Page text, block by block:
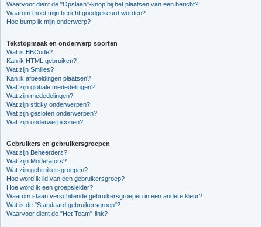
Waarvoor dient de "Opslaan"-knop bij het plaatsen van een bericht?
Waarom moet mijn bericht goedgekeurd worden?
Hoe bump ik mijn onderwerp?
Tekstopmaak en onderwerp soorten
Wat is BBCode?
Kan ik HTML gebruiken?
Wat zijn Smilies?
Kan ik afbeeldingen plaatsen?
Wat zijn globale mededelingen?
Wat zijn mededelingen?
Wat zijn sticky onderwerpen?
Wat zijn gesloten onderwerpen?
Wat zijn onderwerpiconen?
Gebruikers en gebruikersgroepen
Wat zijn Beheerders?
Wat zijn Moderators?
Wat zijn gebruikersgroepen?
Hoe word ik lid van een gebruikersgroep?
Hoe word ik een groepsleider?
Waarom staan verschillende gebruikersgroepen in een andere kleur?
Wat is de "Standaard gebruikersgroep"?
Waarvoor dient de "Het Team"-link?